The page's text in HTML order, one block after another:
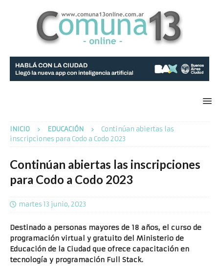
INICIO EDUCACIÓN
Continúan abiertas las
inscripciones para Codo a Codo 2023
Continúan abiertas las inscripciones
para Codo a Codo 2023
martes 13 junio, 2023
Destinado a personas mayores de 18 años, el curso de
programación virtual y gratuito del Ministerio de
Educación de la Ciudad que ofrece capacitación en
tecnología y programación Full Stack.